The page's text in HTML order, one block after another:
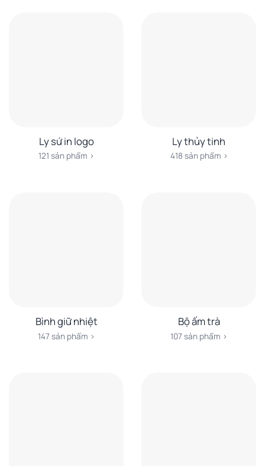
Ly sứ in logo
121 sản phẩm ›
Ly thủy tinh
418 sản phẩm ›
Bình giữ nhiệt
147 sản phẩm ›
Bộ ấm trà
107 sản phẩm ›